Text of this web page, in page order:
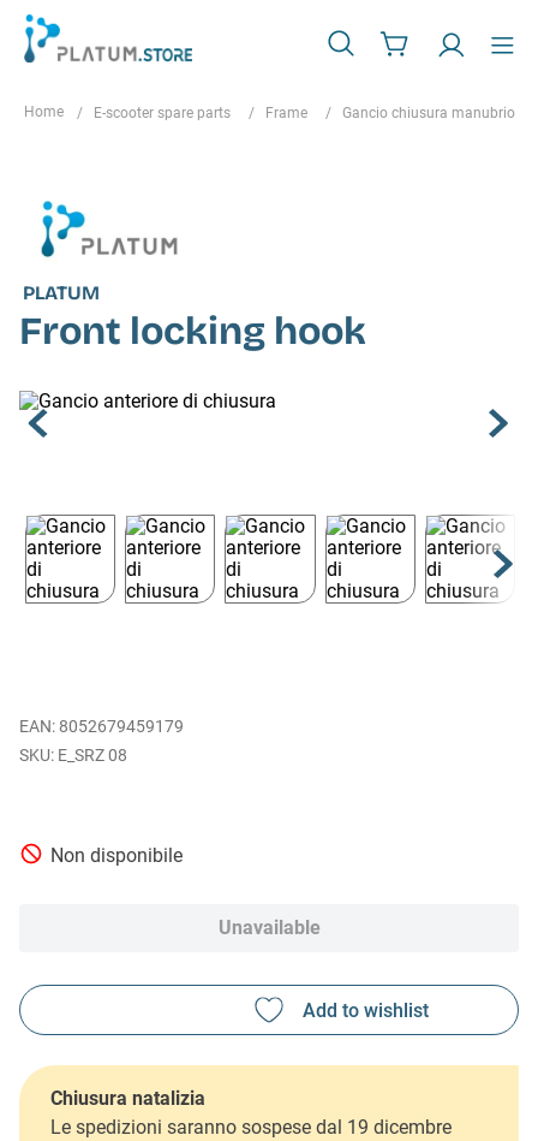
E-scooter spare parts Frame Gancio chiusura manubrio
PLATUM
Front locking hook
EAN: 8052679459179
E_SRZ 08
Non disponibile
Unavailable
Chiusura natalizia
Le spedizioni saranno sospese dal 19 dicembre